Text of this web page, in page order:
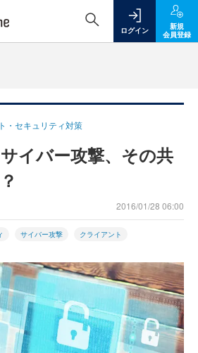
ログイン
新規
会員登録
・セキュリティ対策
イバー攻撃、その共
2016/01/28 06:00
サイバー攻撃 クライアント